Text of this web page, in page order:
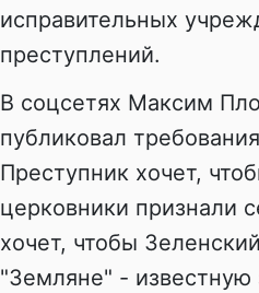
исправительных
преступлений.
В соцсетях Максим
публиковал
Преступник хочет,
церковники признали
хочет, чтобы
"Земляне" - известную